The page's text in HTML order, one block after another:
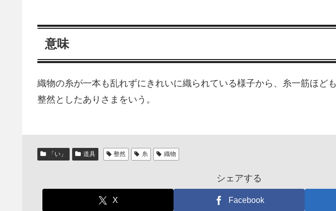
意味
織物の糸が一本も乱れずにきれいに織られている様子から、糸一筋ほど
整然としたありさまをいう。
「い」 道具 整然 糸 織物
シェアする
X Facebook